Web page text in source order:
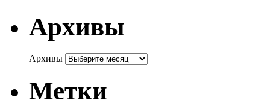
Архивы
Архивы
Метки